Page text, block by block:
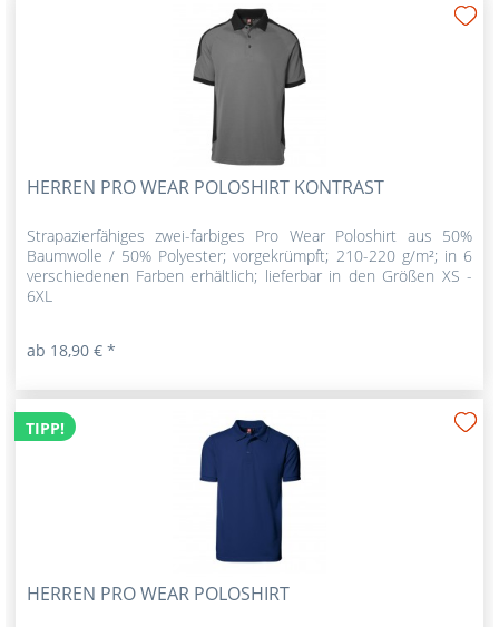
HERREN PRO WEAR POLOSHIRT KONTRAST
Strapazierfähiges zwei-farbiges Pro Wear Poloshirt aus 50%
Baumwolle / 50% Polyester; vorgekrümpft; 210-220 g/m²; in 6
verschiedenen Farben erhältlich; lieferbar in den Größen XS -
6XL
ab 18,90 € *
TIPP!
HERREN PRO WEAR POLOSHIRT